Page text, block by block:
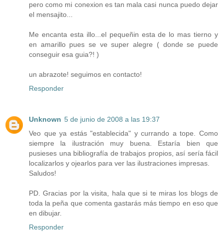
pero como mi conexion es tan mala casi nunca puedo dejar
el mensajito...
Me encanta esta illo...el pequeñin esta de lo mas tierno y
en amarillo pues se ve super alegre ( donde se puede
conseguir esa guia?! )
un abrazote! seguimos en contacto!
Responder
Unknown 5 de junio de 2008 a las 19:37
Veo que ya estás "establecida" y currando a tope. Como
siempre la ilustración muy buena. Estaría bien que
pusieses una bibliografía de trabajos propios, así sería fácil
localizarlos y ojearlos para ver las ilustraciones impresas.
Saludos!
PD. Gracias por la visita, hala que si te miras los blogs de
toda la peña que comenta gastarás más tiempo en eso que
en dibujar.
Responder